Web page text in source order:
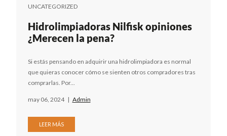
UNCATEGORIZED
Hidrolimpiadoras Nilfisk opiniones
¿Merecen la pena?
Si estás pensando en adquirir una hidrolimpiadora es normal
que quieras conocer cómo se sienten otros compradores tras
comprarlas. Por...
may 06, 2024 | Admin
LEER MÁS